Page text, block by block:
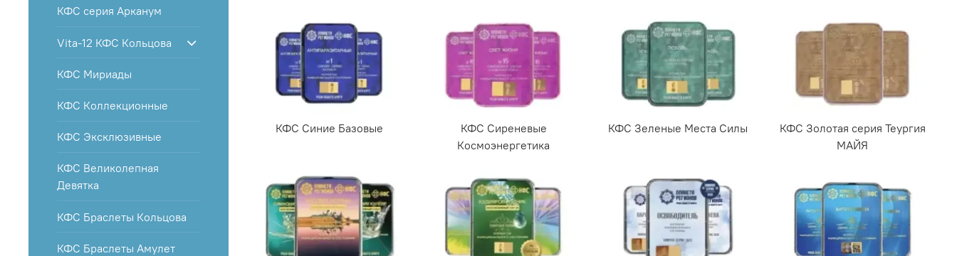
КФС Синие Базовые
КФС Сиреневые
Космоэнергетика
КФС Зеленые Места Силы
КФС Золотая серия Теургия
МАЙЯ
КФС серия Арканум
Vita-12 КФС Кольцова
КФС Мириады
КФС Коллекционные
КФС Эксклюзивные
КФС Великолепная
Девятка
КФС Браслеты Кольцова
КФС Браслеты Амулет